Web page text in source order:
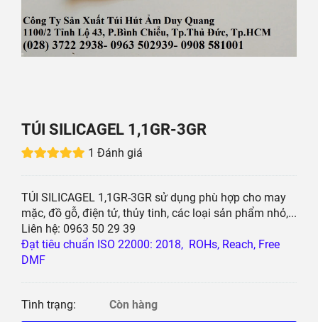
TÚI SILICAGEL 1,1GR-3GR
1 Đánh giá
TÚI SILICAGEL 1,1GR-3GR sử dụng phù hợp cho may
mặc, đồ gỗ, điện tử, thủy tinh, các loại sản phẩm nhỏ,...
Liên hệ: 0963 50 29 39
Đạt tiêu chuẩn ISO 22000: 2018, ROHs, Reach, Free
DMF
Tình trạng: Còn hàng